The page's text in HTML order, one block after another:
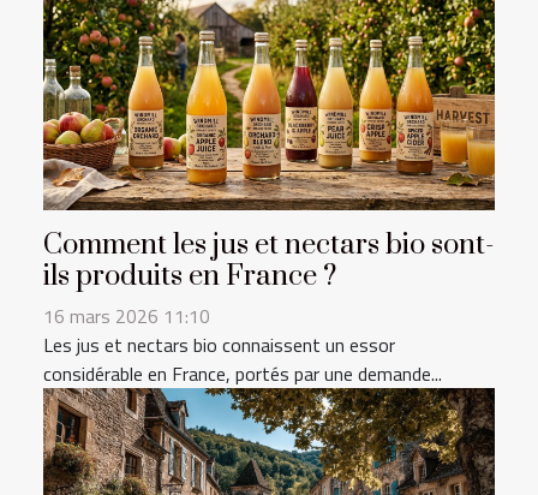
Comment les jus et nectars bio sont-
ils produits en France ?
16 mars 2026 11:10
Les jus et nectars bio connaissent un essor
considérable en France, portés par une demande...